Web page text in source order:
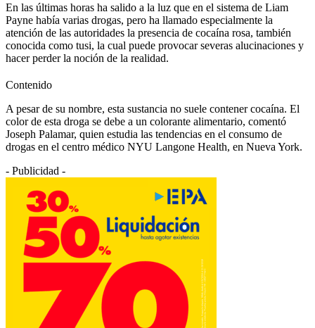
En las últimas horas ha salido a la luz que en el sistema de Liam
Payne había varias drogas, pero ha llamado especialmente la
atención de las autoridades la presencia de cocaína rosa, también
conocida como tusi, la cual puede provocar severas alucinaciones y
hacer perder la noción de la realidad.
Contenido
A pesar de su nombre, esta sustancia no suele contener cocaína. El
color de esta droga se debe a un colorante alimentario, comentó
Joseph Palamar, quien estudia las tendencias en el consumo de
drogas en el centro médico NYU Langone Health, en Nueva York.
- Publicidad -